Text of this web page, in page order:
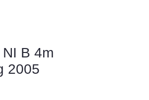
B 4m
2005